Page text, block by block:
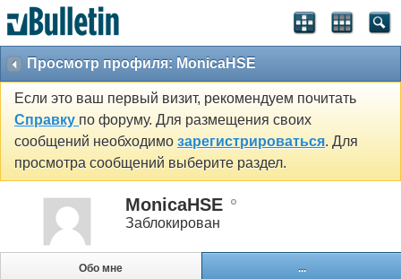
Просмотр профиля: MonicaHSE
Если это ваш первый визит, рекомендуем почитать
Справку по форуму. Для размещения своих
сообщений необходимо зарегистрироваться. Для
просмотра сообщений выберите раздел.
MonicaHSE
Заблокирован
Обо мне ...